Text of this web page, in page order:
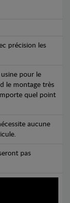
précision les
pour le
le montage très
quel point
aucune
pas